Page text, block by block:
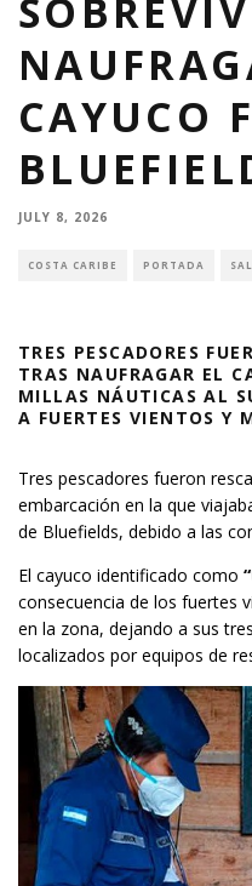
CAYUCO
JULY 8, 2026
COSTA CARIBE PORTADA
TRES PESCADORES
TRAS NAUFRAGAR EL
MILLAS NÁUTICAS AL
A FUERTES VIENTOS Y
Tres pescadores fueron
embarcación en la que
de Bluefields, debido a las
El cayuco identificado como
consecuencia de los fuertes
en la zona, dejando a sus
localizados por equipos de